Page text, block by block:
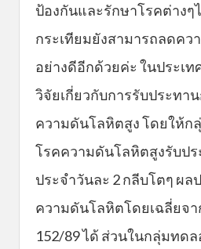
ป้องกันและรักษาโรคต่างๆ
กระเทียมยังสามารถลดคว
อย่างดีอีกด้วยค่ะ ในประเ
วิจัยเกี่ยวกับการรับประทา
ความดันโลหิตสูง โดยให้ก
โรคความดันโลหิตสูงรับปร
ประจำวันละ 2 กลีบโตๆ ผ
ความดันโลหิตโดยเฉลี่ยจา
152/89 ได้ ส่วนในกลุ่มทด